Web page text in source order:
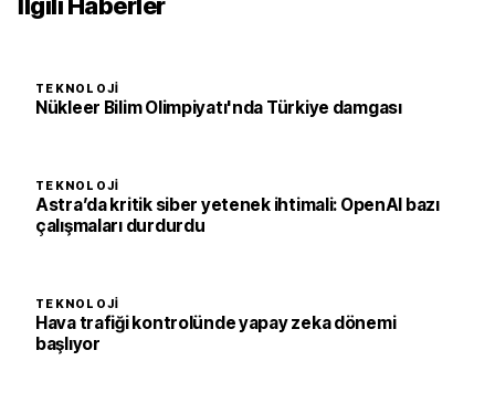
TEKNOLOJI
Nükleer Bilim Olimpiyatı'nda Türkiye damgası
TEKNOLOJI
Astra’da kritik siber yetenek ihtimali: OpenAI bazı
çalışmaları durdurdu
TEKNOLOJI
Hava trafiği kontrolünde yapay zeka dönemi
başlıyor